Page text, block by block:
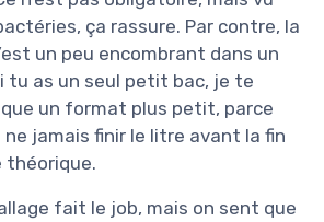
ça rassure. Par contre, la
un peu encombrant dans un
tu as un seul petit bac, je te
un format plus petit, parce
jamais finir le litre avant la fin
théorique.
fait le job, mais on sent que